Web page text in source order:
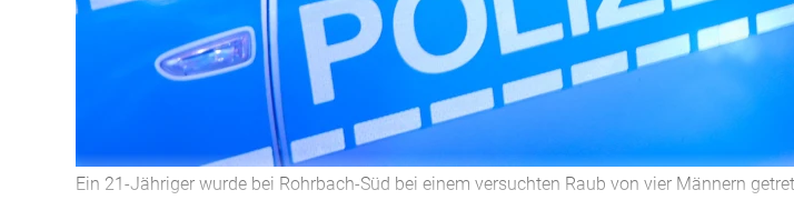
Ein 21-Jähriger wurde bei Rohrbach-Süd bei einem versuchten Raub von vier Männern